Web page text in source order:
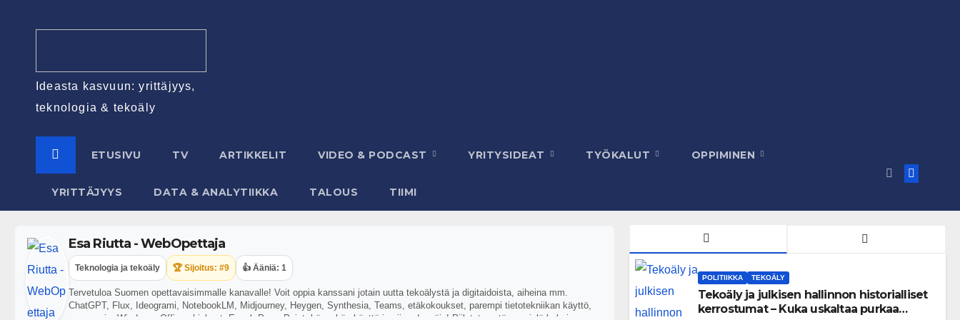
Ideasta kasvuun: yrittäjyys,
teknologia & tekoäly
ETUSIVU TV ARTIKKELIT VIDEO & PODCAST YRITYSIDEAT TYÖKALUT OPPIMINEN
YRITTÄJYYS DATA & ANALYTIIKKA TALOUS TIIMI
Esa Riutta - WebOpettaja
Teknologia ja tekoäly 🏆 Sijoitus: #9 👍 Ääniä: 1
Tervetuloa Suomen opettavaisimmalle kanavalle! Voit oppia kanssani jotain uutta tekoälystä ja digitaidoista, aiheina mm.
ChatGPT, Flux, Ideogrami, NotebookLM, Midjourney, Heygen, Synthesia, Teams, etäkokoukset, parempi tietotekniikan käyttö,
POLITIIKKA TEKOÄLY
Tekoäly ja julkisen hallinnon historialliset
kerrostumat – Kuka uskaltaa purkaa